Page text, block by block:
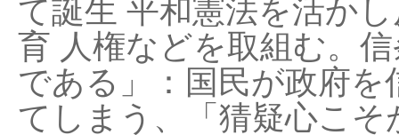
て誕生 平和憲法を活か
育 人権などを取組む。
である」：国民が政府
てしまう、「猜疑心こ